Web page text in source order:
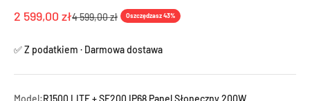
Cena promocyjna
2 599,00 złCena regularna
4 599,00 zł Oszczędzasz 43%
✅ Z podatkiem · Darmowa dostawa
Model:R1500 LITE + SE200 IP68 Panel Słoneczny 200W